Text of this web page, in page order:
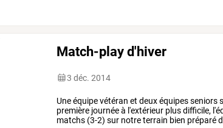
Match-play d'hiver
3 déc. 2014
Uneéquipevétéran et deuxéquipesseniors
première journéeà l'extérieur plusdifficile,
matchs (3-2) sur notreterrain bien préparé